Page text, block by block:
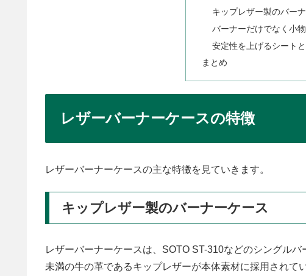
キップレザー製のバー
バーナーだけでなく小
安定性を上げるシート
まとめ
レザーバーナーケースの特徴
レザーバーナーケースの主な特徴を見ていきます。
キップレザー製のバーナーケース
レザーバーナーケースは、SOTO ST-310などのシングル
未満の牛の革であるキップレザーが本体素材に採用されて